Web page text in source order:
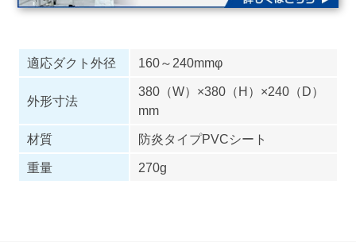
適応ダクト外径 160～240mmφ
外形寸法
380（W）×380（H）×240（D）
mm
材質
防炎タイプPVCシート
重量
270g